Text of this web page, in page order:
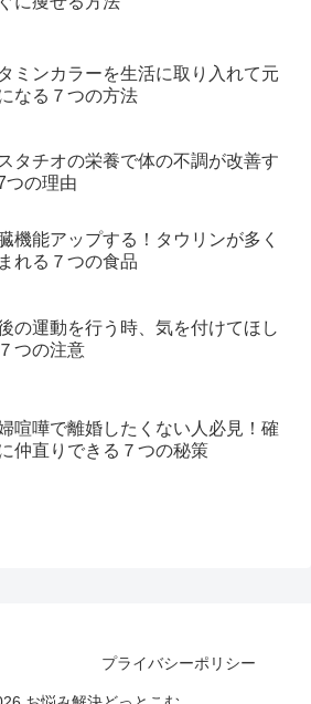
ミンカラーを生活に取り入れて元
なる７つの方法
タチオの栄養で体の不調が改善す
つの理由
機能アップする！タウリンが多く
れる７つの食品
の運動を行う時、気を付けてほし
つの注意
喧嘩で離婚したくない人必見！確
仲直りできる７つの秘策
プライバシーポリシー